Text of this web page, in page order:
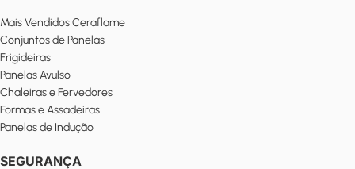
Mais Vendidos Ceraflame
Conjuntos de Panelas
Frigideiras
Panelas Avulso
Chaleiras e Fervedores
Formas e Assadeiras
Panelas de Indução
SEGURANÇA